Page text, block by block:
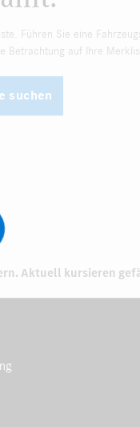
Führen Sie eine
Betrachtung auf Ihre
suchen
Aktuell kursieren